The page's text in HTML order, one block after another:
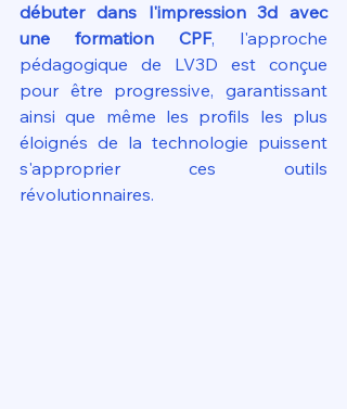
débuter dans l'impression 3d avec
une formation CPF, l'approche
pédagogique de LV3D est conçue
pour être progressive, garantissant
ainsi que même les profils les plus
éloignés de la technologie puissent
s'approprier ces outils
révolutionnaires.